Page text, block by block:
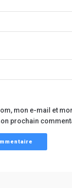
mon e-mail et
prochain